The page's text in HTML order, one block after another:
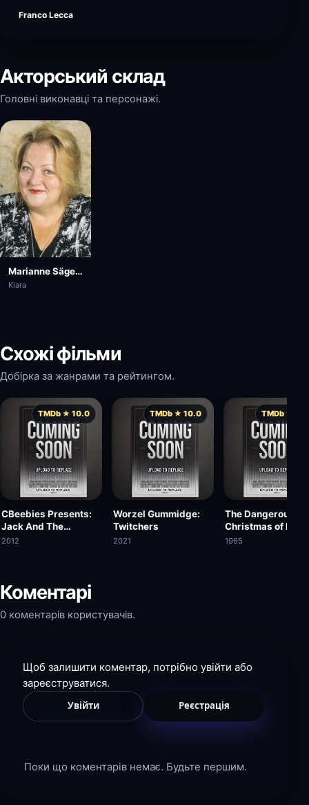
Franco Lecca
Акторський склад
Головні виконавці та персонажі.
Marianne Sägebrecht
Klara
Схожі фільми
Добірка за жанрами та рейтингом.
TMDb ★ 10.0
CBeebies Presents:
Jack And The
Beanstalk
2012
TMDb ★ 10.0
Worzel Gummidge:
Twitchers
2021
TMDb ★
The Dangerous
Christmas of Red
Riding Hood
1965
Коментарі
0 коментарів користувачів.
Щоб залишити коментар, потрібно увійти або
зареєструватися.
Увійти Реєстрація
Поки що коментарів немає. Будьте першим.